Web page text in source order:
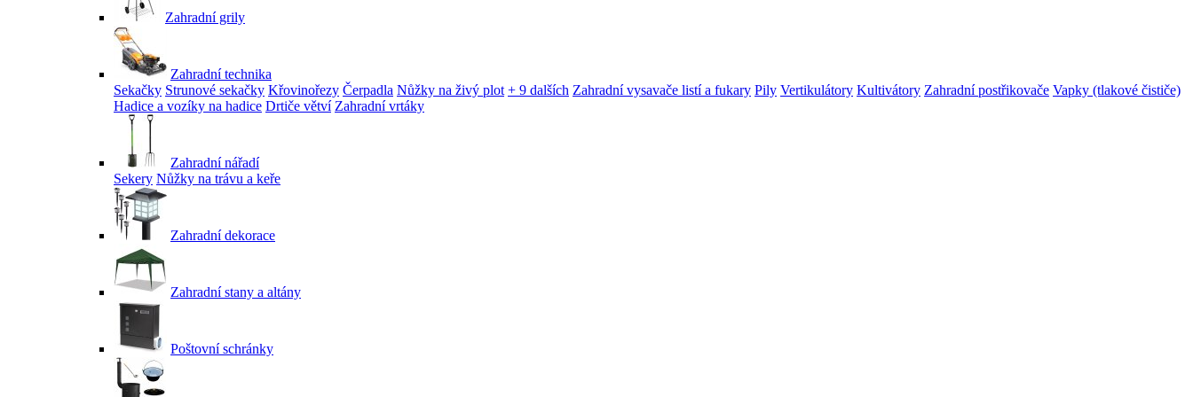
Zahradní grily
Zahradní technika
Sekačky Strunové sekačky Křovinořezy Čerpadla Nůžky na živý plot + 9 dalších Zahradní vysavače listí a fukary Pily Vertikulátory Kultivátory Zahradní postřikovače Vapky (tlakové čističe)
Hadice a vozíky na hadice Drtiče větví Zahradní vrtáky
Zahradní nářadí
Sekery Nůžky na trávu a keře
Zahradní dekorace
Zahradní stany a altány
Poštovní schránky